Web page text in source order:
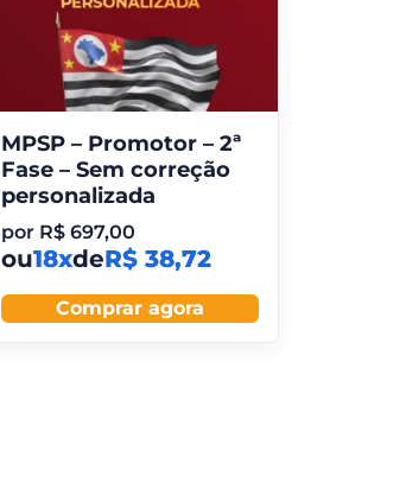
MPSP – Promotor – 2ª
Fase – Sem correção
personalizada
por R$ 697,00
ou18xdeR$ 38,72
Comprar agora